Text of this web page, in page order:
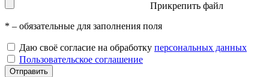
Прикрепить файл
* – обязательные для заполнения поля
Даю своё согласие на обработку персональных данных
Пользовательское соглашение
Отправить